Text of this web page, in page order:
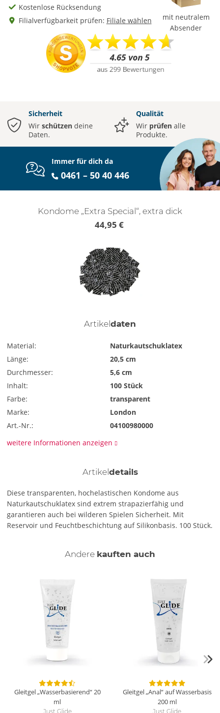
Kostenlose Rücksendung
Filialverfügbarkeit prüfen: Filiale wählen
mit neutralem
Absender
Sicherheit
Wir schützen deine
Daten.
Qualität
Wir prüfen alle
Produkte.
Immer für dich da
0461 – 50 40 446
Kondome „Extra Special“, extra dick
44,95 €
Artikel daten
Material:
Naturkautschuklatex
Länge:
20,5 cm
Durchmesser:
5,6 cm
Inhalt:
100 Stück
Farbe:
transparent
Marke:
London
Art.-Nr.:
04100980000
weitere Informationen anzeigen
Artikel details
Diese transparenten, hochelastischen Kondome aus
Naturkautschuklatex sind extrem strapazierfähig und
garantieren auch bei wilderen Spielen Sicherheit. Mit
Reservoir und Feuchtbeschichtung auf Silikonbasis. 100 Stück.
Andere kauften auch
Gleitgel „Wasserbasierend“20
ml
Just Glide
Gleitgel „Anal“ auf Wasserbasis
200 ml
Just Glide